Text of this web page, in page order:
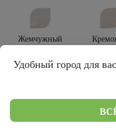
Жемчужный
Тип остекления:
Удобный город для